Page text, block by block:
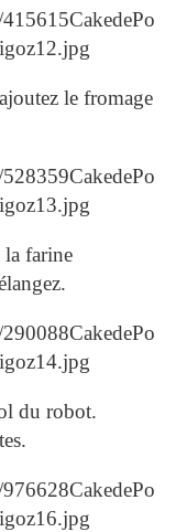
le fromage
la farine
du robot.